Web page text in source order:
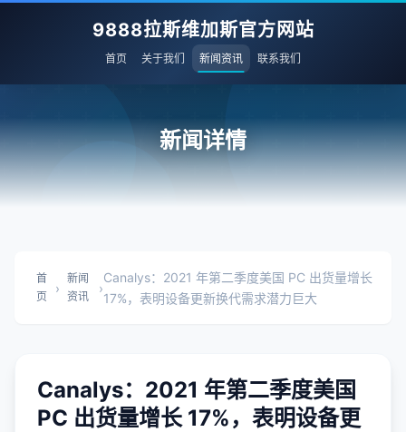
9888拉斯维加斯官方网站
首页 关于我们 新闻资讯 联系我们
新闻详情
首
页
›
新闻
资讯
›
Canalys：2021 年第二季度美国 PC 出货量增长
17%，表明设备更新换代需求潜力巨大
Canalys：2021 年第二季度美国
PC 出货量增长 17%，表明设备更